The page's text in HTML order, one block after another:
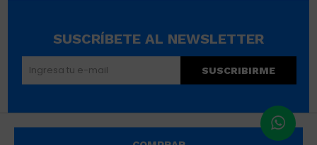
SUSCRÍBETE AL NEWSLETTER
SUSCRIBIRME
© Copyright 2026 / Wikimúsculos | Wimucon Uruguay SRL